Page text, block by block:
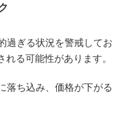
過ぎる状況を警戒してお
る可能性があります。
落ち込み、価格が下がる